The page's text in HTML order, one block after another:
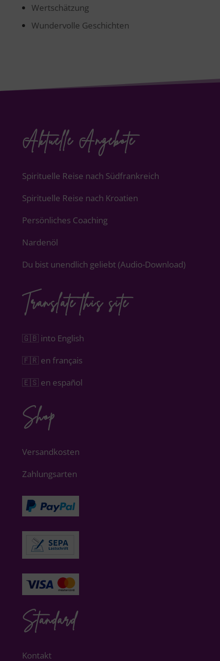
Wertschätzung
Wundervolle Geschichten
Aktuelle Angebote
Spirituelle Reise nach Südfrankreich
Spirituelle Reise nach Kroatien
Persönliches Coaching
Nardenöl
Du bist unendlich geliebt (Audio-Download)
Translate this site
🇬🇧 into English
🇫🇷 en français
🇪🇸 en español
Shop
Versandkosten
Zahlungsarten
Standard
Kontakt